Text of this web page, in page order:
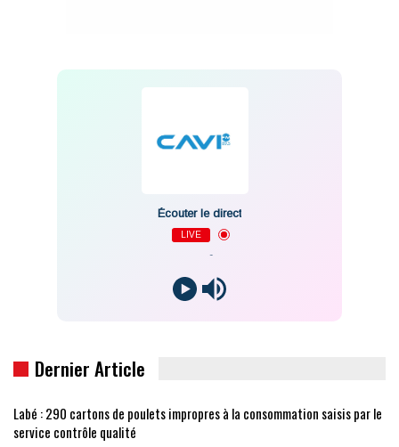
Écouter le direct
LIVE
Dernier Article
Labé : 290 cartons de poulets impropres à la consommation saisis par le
service contrôle qualité